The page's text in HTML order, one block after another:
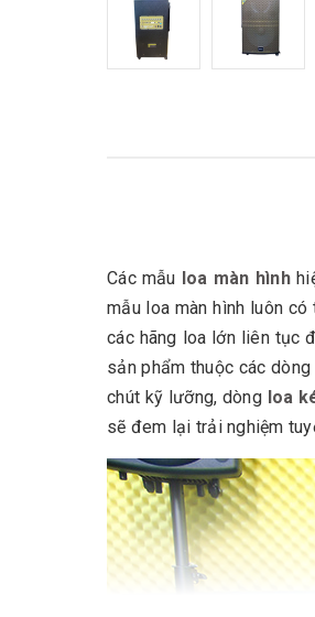
Các mẫu loa màn hình
mẫu loa màn hình luôn
các hãng loa lớn liên tục
sản phẩm thuộc các
chút kỹ lưỡng, dòng loa
sẽ đem lại trải nghiệm